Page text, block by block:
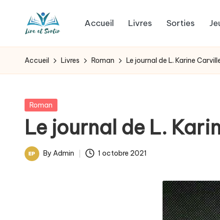
L
i
e
e
t
livres
pour
les
goûts,
des
pour
Accueil Livres Sorties
Accueil Livres Roman Le journal de L. Karine
Posted
Roman
Le journal de L.
Posted
By Admin 1 octobre 2021